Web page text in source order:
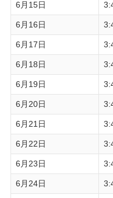
6月15日
6月16日
6月17日
6月18日
6月19日
6月20日
6月21日
6月22日
6月23日
6月24日